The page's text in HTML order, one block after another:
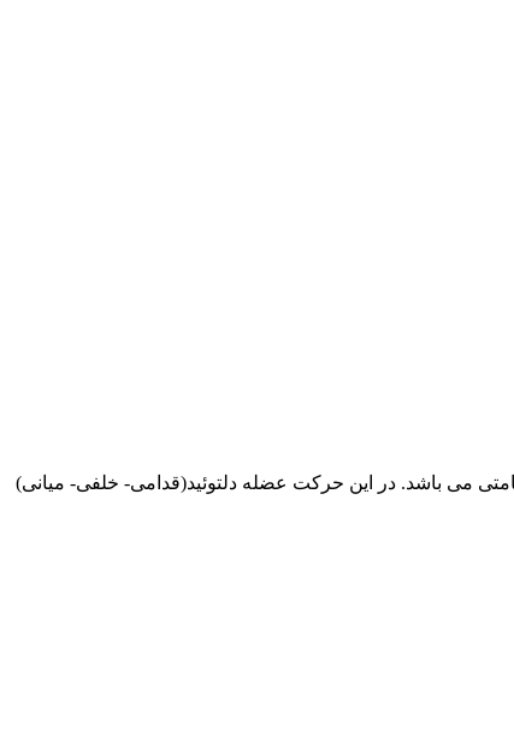
می باشد. در این حرکت عضله دلتوئید(قدامی- خلفی- میانی)